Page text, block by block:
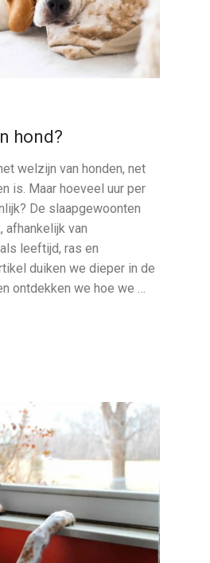
hond?
welzijn van honden, net
is. Maar hoeveel uur per
De slaapgewoonten
afhankelijk van
leeftijd, ras en
duiken we dieper in de
ontdekken we hoe we …